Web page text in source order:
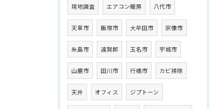
現地調査 エアコン暖房 八代市
天草市 飯塚市 大牟田市 宗像市
糸島市 遠賀郡 玉名市 宇城市
山鹿市 田川市 行橋市 カビ掃除
天井 オフィス ジプトーン